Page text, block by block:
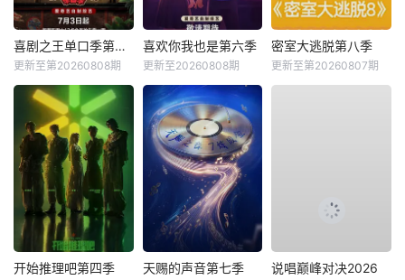
喜剧之王单口季第三季
更新至第20260808期
喜欢你我也是第六季
更新至20260808期
密室大逃脱第八季
更新至第20260807期
开始推理吧第四季 天赐的声音第七季 说唱巅峰对决2026